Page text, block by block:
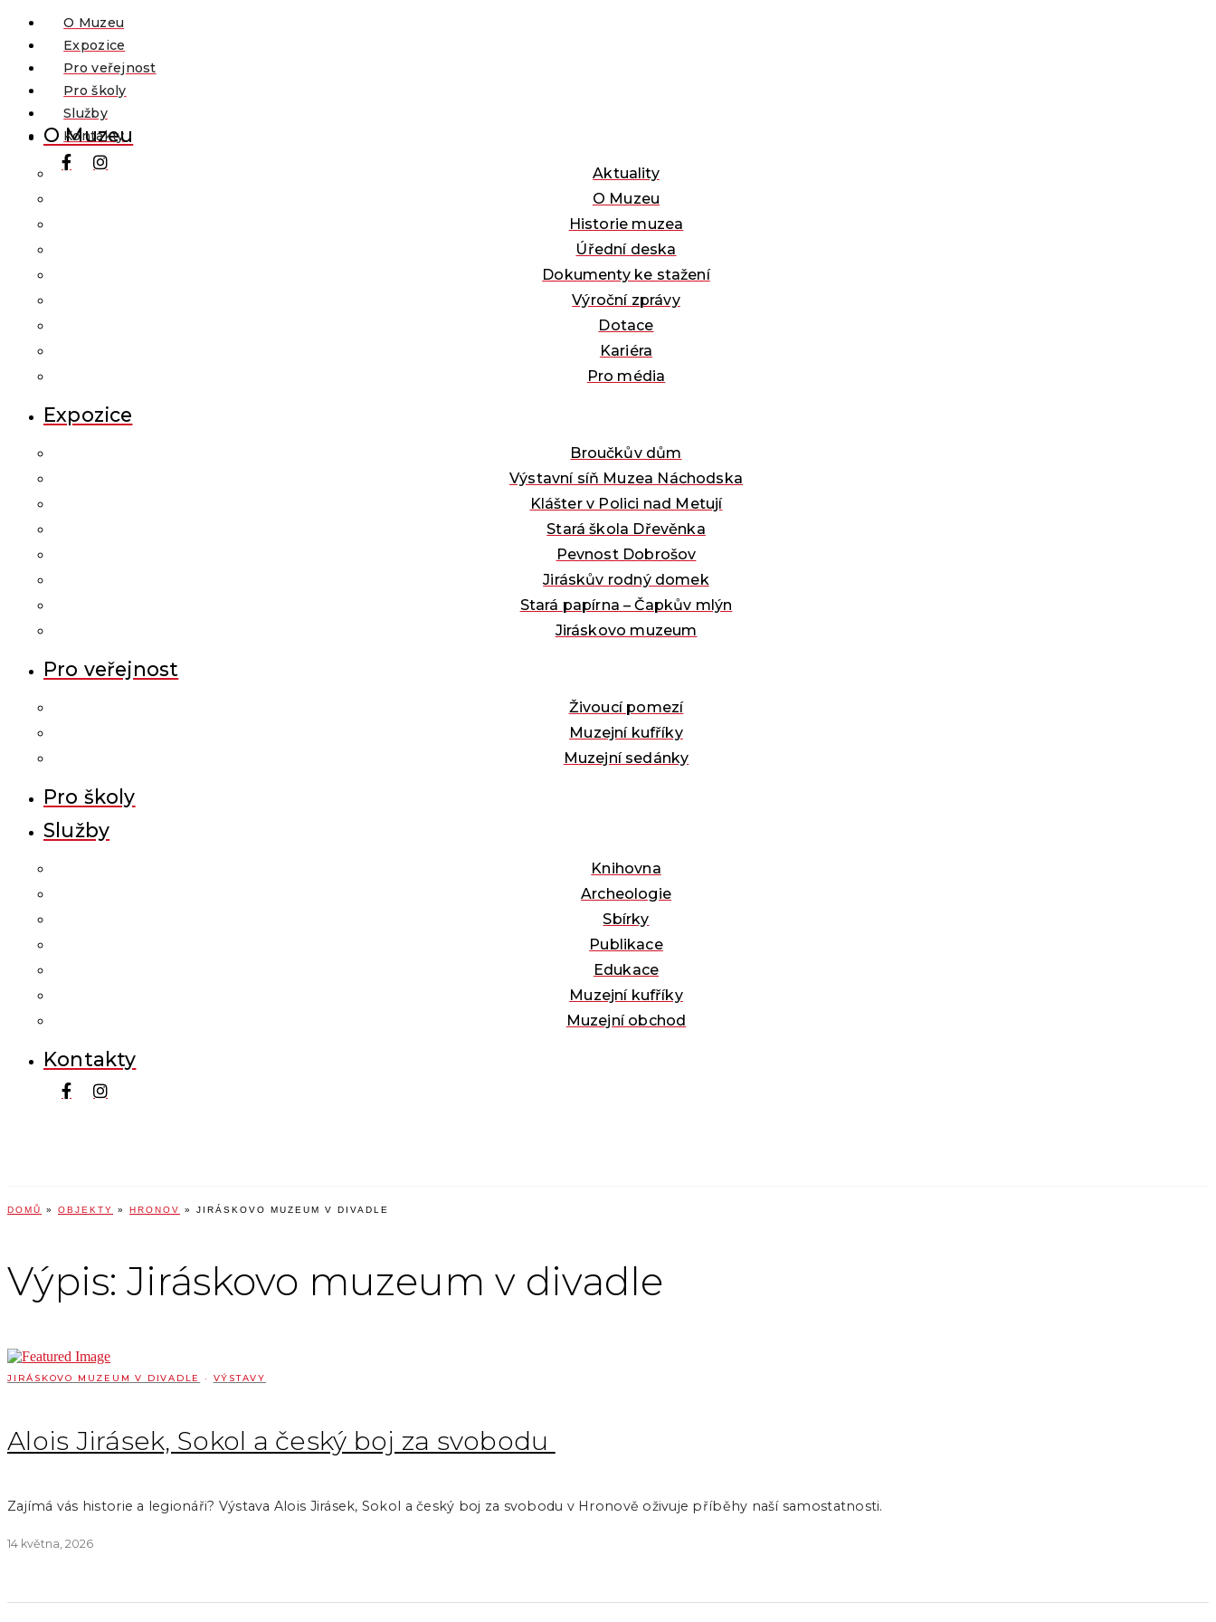
O Muzeu
Expozice
Pro veřejnost
Pro školy
Služby
Kontakty
O Muzeu
Aktuality
O Muzeu
Historie muzea
Úřední deska
Dokumenty ke stažení
Výroční zprávy
Dotace
Kariéra
Pro média
Expozice
Broučkův dům
Výstavní síň Muzea Náchodska
Klášter v Polici nad Metují
Stará škola Dřevěnka
Pevnost Dobrošov
Jiráskův rodný domek
Stará papírna – Čapkův mlýn
Jiráskovo muzeum
Pro veřejnost
Živoucí pomezí
Muzejní kufříky
Muzejní sedánky
Pro školy
Služby
Knihovna
Archeologie
Sbírky
Publikace
Edukace
Muzejní kufříky
Muzejní obchod
Kontakty
DOMŮ » OBJEKTY » HRONOV » JIRÁSKOVO MUZEUM V DIVADLE
Výpis: Jiráskovo muzeum v divadle
JIRÁSKOVO MUZEUM V DIVADLE · VÝSTAVY
Alois Jirásek, Sokol a český boj za svobodu
Zajímá vás historie a legionáři? Výstava Alois Jirásek, Sokol a český boj za svobodu v Hronově oživuje příběhy naší samostatnosti.
14 května, 2026